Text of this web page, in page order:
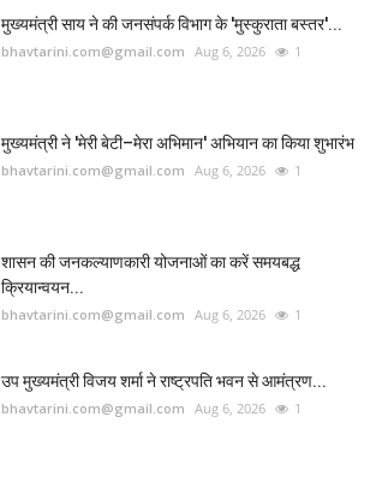
मुख्यमंत्री साय ने की जनसंपर्क विभाग के 'मुस्कुराता बस्तर'...
bhavtarini.com@gmail.com Aug 6, 2026 1
मुख्यमंत्री ने 'मेरी बेटी–मेरा अभिमान' अभियान का किया शुभारंभ
bhavtarini.com@gmail.com Aug 6, 2026 1
शासन की जनकल्याणकारी योजनाओं का करें समयबद्ध
क्रियान्वयन...
bhavtarini.com@gmail.com Aug 6, 2026 1
उप मुख्यमंत्री विजय शर्मा ने राष्ट्रपति भवन से आमंत्रण...
bhavtarini.com@gmail.com Aug 6, 2026 1